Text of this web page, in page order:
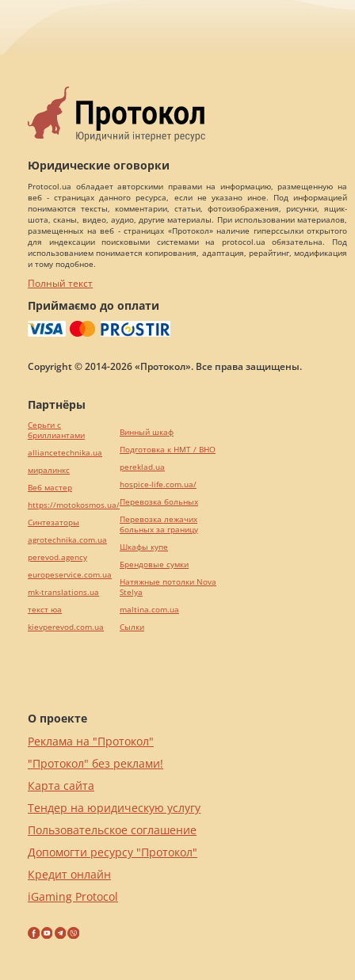
Юридические оговорки
Protocol.ua обладает авторскими правами на информацию, размещенную на
веб - страницах данного ресурса, если не указано иное. Под информацией
понимаются тексты, комментарии, статьи, фотоизображения, рисунки, ящик-
шота, сканы, видео, аудио, другие материалы. При использовании материалов,
размещенных на веб - страницах «Протокол» наличие гиперссылки открытого
для индексации поисковыми системами на protocol.ua обязательна. Под
использованием понимается копирования, адаптация, рерайтинг, модификация
и тому подобное.
Полный текст
Приймаємо до оплати
Copyright © 2014-2026 «Протокол». Все права защищены.
О проекте
Реклама на "Протокол"
"Протокол" без реклами!
Карта сайта
Тендер на юридическую услугу
Пользовательское соглашение
Допомогти ресурсу "Протокол"
Кредит онлайн
iGaming Protocol
Партнёры
Серьги с
бриллиантами
alliancetechnika.ua
миралинкс
Веб мастер
https://motokosmos.ua/
Синтезаторы
agrotechnika.com.ua
perevod.agency
europeservice.com.ua
mk-translations.ua
текст юа
kievperevod.com.ua
Винный шкаф
Подготовка к НМТ / ВНО
pereklad.ua
hospice-life.com.ua/
Перевозка больных
Перевозка лежачих
больных за границу
Шкафы купе
Брендовые сумки
Натяжные потолки Nova
Stelya
maltina.com.ua
Cылки